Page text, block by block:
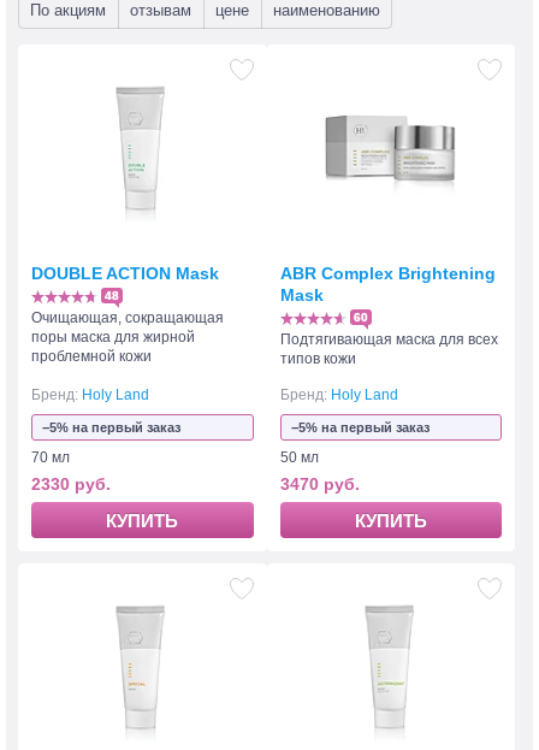
По акциям отзывам цене наименованию
DOUBLE ACTION Mask
48
Очищающая, сокращающая
поры маска для жирной
проблемной кожи
Бренд: Holy Land
−5% на первый заказ
70 мл
2330 руб.
КУПИТЬ
ABR Complex Brightening
Mask
60
Подтягивающая маска для всех
типов кожи
Бренд: Holy Land
−5% на первый заказ
50 мл
3470 руб.
КУПИТЬ